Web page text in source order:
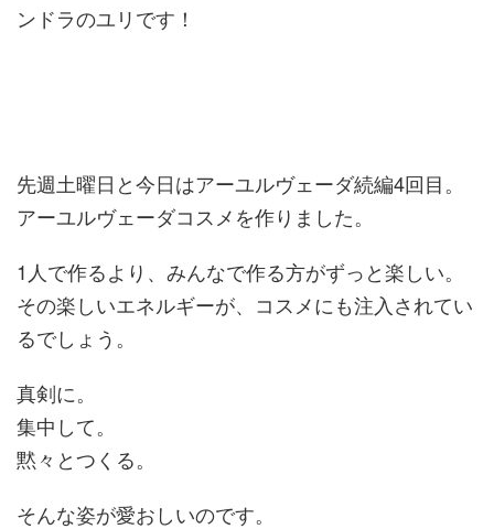
ンドラのユリです！
先週土曜日と今日はアーユルヴェーダ続編4回目。
アーユルヴェーダコスメを作りました。
1人で作るより、みんなで作る方がずっと楽しい。
その楽しいエネルギーが、コスメにも注入されてい
るでしょう。
真剣に。
集中して。
黙々とつくる。
そんな姿が愛おしいのです。